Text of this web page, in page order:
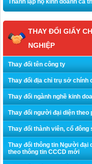
Thành lập hộ kinh doanh cá
THAY ĐỔI GIẤY
NGHIỆP
Thay đổi tên công ty
Thay đổi địa chỉ trụ sở chính
Thay đổi ngành nghề kinh
Thay đổi người đại diện theo
Thay đổi thành viên, cổ
Thay đổi thông tin Người đại
theo thông tin CCCD mới